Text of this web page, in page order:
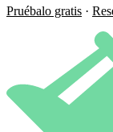
Pruébalo gratis ·